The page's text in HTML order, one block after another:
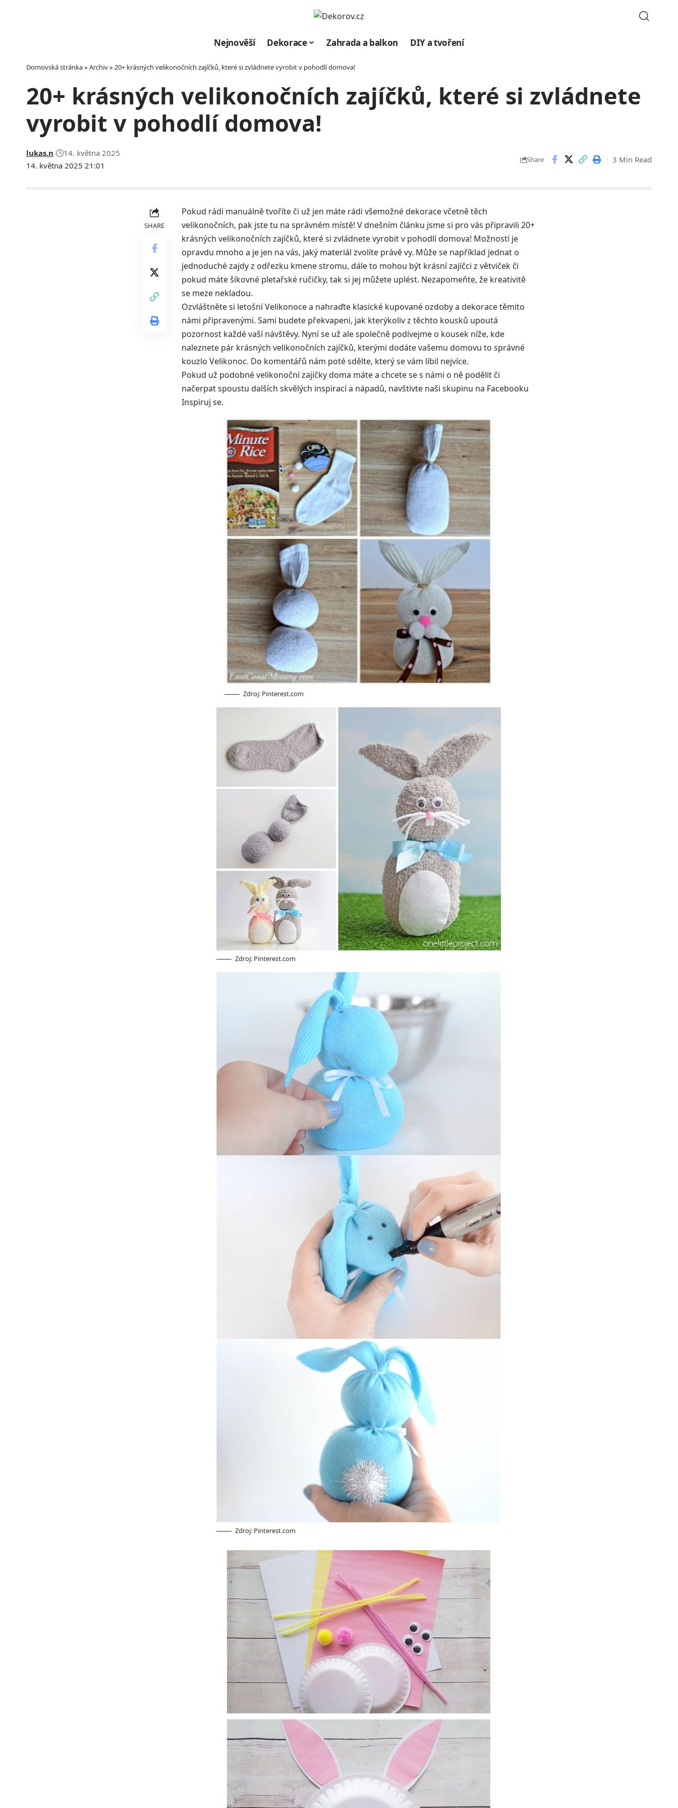
Nejnověší Dekorace Zahrada a balkon DIY a tvoření
Domovská stránka» Archiv» 20+ krásných velikonočních zajíčků, které si zvládnete vyrobit v pohodlí domova!
20+ krásných velikonočních zajíčků, které si zvládnete
vyrobit v pohodlí domova!
14. května 2025 21:01
lukas.n 14. května 2025
Share 3 Min Read
SHARE
Pokud rádi manuálně tvoříte či už jen máte rádi všemožné dekorace včetně těch
velikonočních, pak jste tu na správném místě! V dnešním článku jsme si pro vás připravili 20+
krásných velikonočních zajíčků, které si zvládnete vyrobit v pohodlí domova! Možností je
opravdu mnoho a je jen na vás, jaký materiál zvolíte právě vy. Může se například jednat o
jednoduché zajdy z odřezku kmene stromu, dále to mohou být krásní zajíčci z větviček či
pokud máte šikovné pletařské ručičky, tak si jej můžete uplést. Nezapomeňte, že kreativitě
se meze nekladou.
Ozvláštněte si letošní Velikonoce a nahraďte klasické kupované ozdoby a dekorace těmito
námi připravenými. Sami budete překvapeni, jak kterýkoliv z těchto kousků upoutá
pozornost každé vaší návštěvy. Nyní se už ale společně podívejme o kousek níže, kde
naleznete pár krásných velikonočních zajíčků, kterými dodáte vašemu domovu to správné
kouzlo Velikonoc. Do komentářů nám poté sdělte, který se vám líbil nejvíce.
Pokud už podobné velikonoční zajíčky doma máte a chcete se s námi o ně podělit či
načerpat spoustu dalších skvělých inspirací a nápadů, navštivte naši skupinu na Facebooku
Inspiruj se.
Zdroj: Pinterest.com
Zdroj: Pinterest.com
Zdroj: Pinterest.com